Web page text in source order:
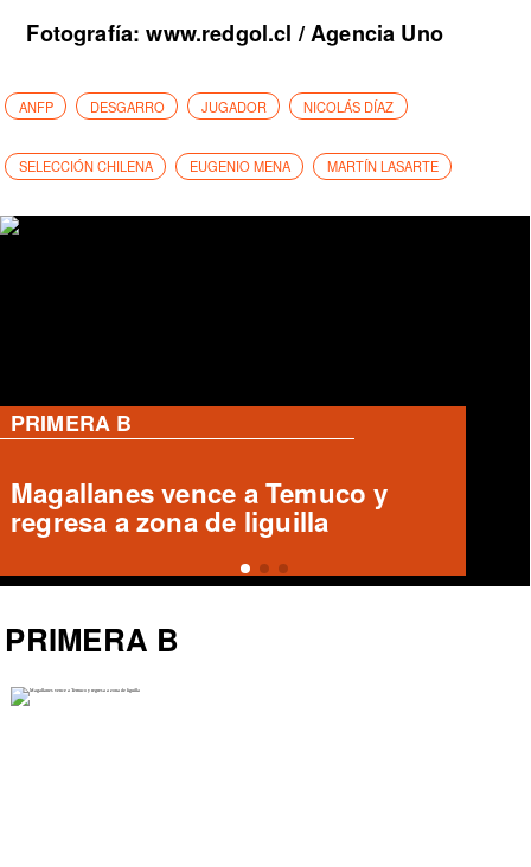
Fotografía: www.redgol.cl / Agencia Uno
ANFP DESGARRO JUGADOR NICOLÁS DÍAZ
SELECCIÓN CHILENA EUGENIO MENA MARTÍN LASARTE
PRIMERA B
Magallanes remonta y vence a
Temuco en partido de Liga de
Ascenso
PRIMERA B